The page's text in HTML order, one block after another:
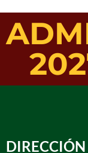
DIRECCIÓN